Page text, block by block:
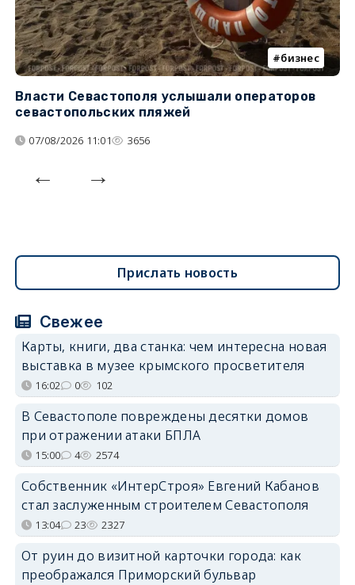
бизнес
Власти Севастополя услышали операторов
севастопольских пляжей
07/08/2026 11:01 3656
Прислать новость
Свежее
Карты, книги, два станка: чем интересна новая
выставка в музее крымского просветителя
16:02 0 102
В Севастополе повреждены десятки домов
при отражении атаки БПЛА
15:00 4 2574
Собственник «ИнтерСтроя» Евгений Кабанов
стал заслуженным строителем Севастополя
13:04 23 2327
От руин до визитной карточки города: как
преображался Приморский бульвар